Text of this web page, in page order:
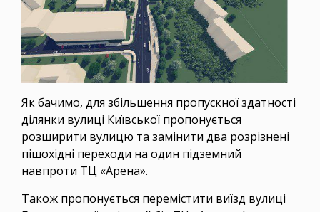
Як бачимо, для збільшення пропускної здатності
ділянки вулиці Київської пропонується
розширити вулицю та замінити два розрізнені
пішохідні переходи на один підземний
навпроти ТЦ «Арена».
Також пропонується перемістити виїзд вулиці